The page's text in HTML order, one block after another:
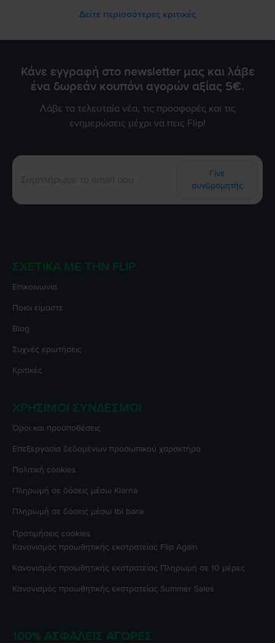
Δείτε περισσότερες κριτικές
Κάνε εγγραφή στο newsletter μας και λάβε
ένα δωρεάν κουπόνι αγορών αξίας 5€.
Λάβε τα τελευταία νέα, τις προσφορές και τις
ενημερώσεις μέχρι να πεις Flip!
Γίνε
συνδρομητής
ΣΧΕΤΙΚΆ ΜΕ ΤΗΝ FLIP
Επικοινωνία
Ποιοι είμαστε
Blog
Συχνές ερωτήσεις
Κριτικές
ΧΡΉΣΙΜΟΙ ΣΎΝΔΕΣΜΟΙ
Όροι και προϋποθέσεις
Επεξεργασία δεδομένων προσωπικού χαρακτήρα
Πολιτική cookies
Πληρωμή σε δόσεις μέσω Klarna
Πληρωμή σε δόσεις μέσω tbi bank
Προτιμήσεις cookies
Κανονισμός προωθητικής εκστρατείας Flip Again
Κανονισμός προωθητικής εκστρατείας Πληρωμή σε 10 μέρες
Κανονισμός προωθητικής εκστρατείας Summer Sales
100% ΑΣΦΑΛΕΊΣ ΑΓΟΡΈΣ